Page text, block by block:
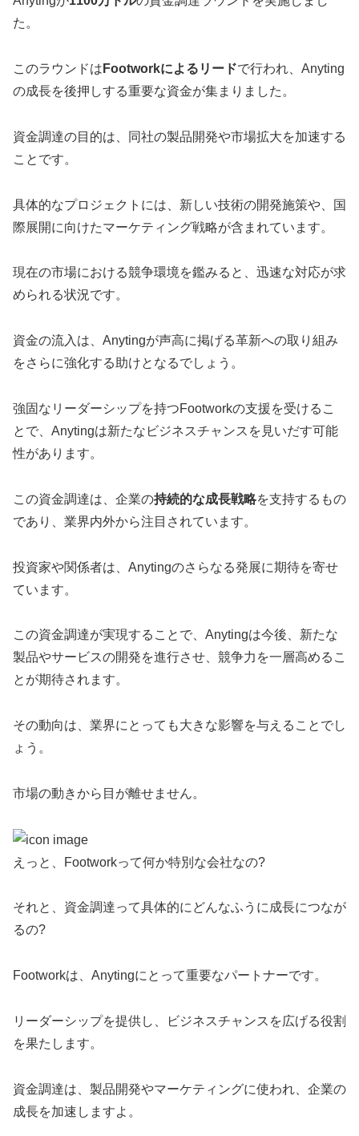
た。
このラウンドは Footworkによるリードで行われ、Anyting
の成長を後押しする重要な資金が集まりました。
資金調達の目的は、同社の製品開発や市場拡大を加速する
ことです。
具体的なプロジェクトには、新しい技術の開発施策や、国
際展開に向けたマーケティング戦略が含まれています。
現在の市場における競争環境を鑑みると、迅速な対応が求
められる状況です。
資金の流入は、Anytingが声高に掲げる革新への取り組み
をさらに強化する助けとなるでしょう。
強固なリーダーシップを持つFootworkの支援を受けるこ
とで、Anytingは新たなビジネスチャンスを見いだす可能
性があります。
この資金調達は、企業の持続的な成長戦略を支持するもの
であり、業界内外から注目されています。
投資家や関係者は、Anytingのさらなる発展に期待を寄せ
ています。
この資金調達が実現することで、Anytingは今後、新たな
製品やサービスの開発を進行させ、競争力を一層高めるこ
とが期待されます。
その動向は、業界にとっても大きな影響を与えることでし
ょう。
市場の動きから目が離せません。
えっと、Footworkって何か特別な会社なの?
それと、資金調達って具体的にどんなふうに成長につなが
るの?
Footworkは、Anytingにとって重要なパートナーです。
リーダーシップを提供し、ビジネスチャンスを広げる役割
を果たします。
資金調達は、製品開発やマーケティングに使われ、企業の
成長を加速しますよ。